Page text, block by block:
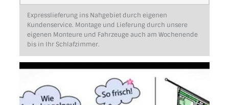
Expresslieferung ins Nahgebiet durch eigenen
Kundenservice. Montage und Lieferung durch unsere
eigenen Monteure und Fahrzeuge auch am Wochenende
bis in Ihr Schlafzimmer.